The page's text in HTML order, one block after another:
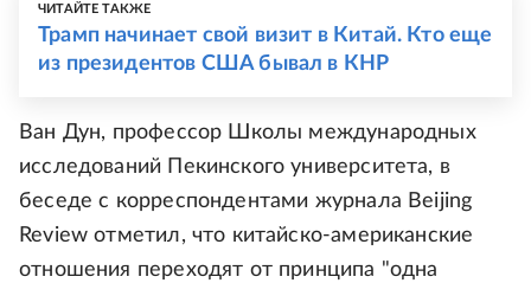
ЧИТАЙТЕ ТАКЖЕ
Трамп начинает свой визит в Китай. Кто еще
из президентов США бывал в КНР
Ван Дун, профессор Школы международных
исследований Пекинского университета, в
беседе с корреспондентами журнала Beijing
Review отметил, что китайско-американские
отношения переходят от принципа "одна